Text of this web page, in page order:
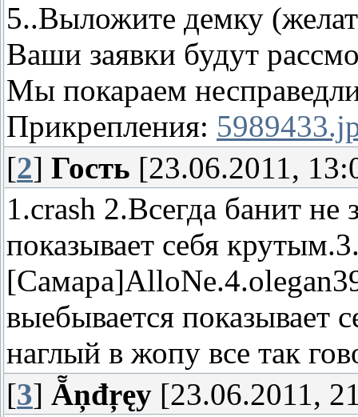
5..Выложите демку
Ваши заявки будут
Мы покараем
Прикрепления:
[2] Гость [23.06.2011,
1.crash 2.Всегда банит не
показывает себя
выебывается показывает
наглый в жопу все так
[3] Ẵņđŗęy [23.06.2011,